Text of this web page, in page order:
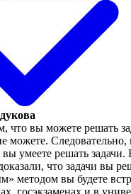
что вы можете решать
можете. Следовательно,
вы умеете решать
что задачи вы
методом вы будете
госэкзаменах и в